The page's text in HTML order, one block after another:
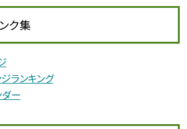
ク集
ランキング
ー